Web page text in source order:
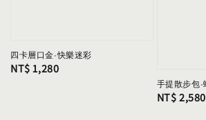
四卡層口金-快樂迷彩
Regular
NT$ 1,280
手提散步包-
Regular
NT$ 2,580